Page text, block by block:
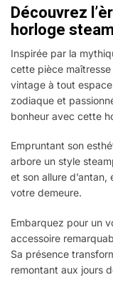
Découvrez
horloge
Inspirée par la
cette pièce
vintage à tout
zodiaque et
bonheur avec cette
Empruntant son
arbore un style
et son allure
votre demeure.
Embarquez pour un
accessoire
Sa présence
remontant aux jours